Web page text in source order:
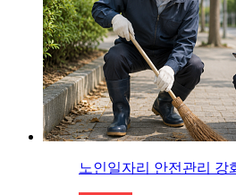
노인일자리 안전관리 강